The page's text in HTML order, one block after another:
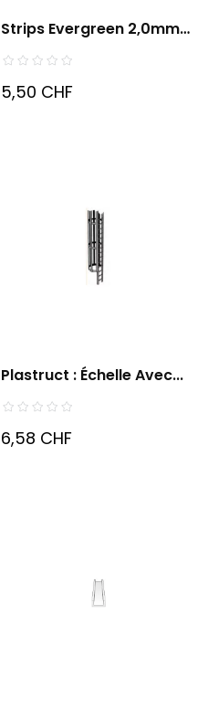
Strips Evergreen 2,0mm
X...
5,50 CHF
Plastruct : Échelle Avec...
6,58 CHF